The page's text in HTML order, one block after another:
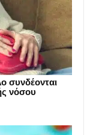
συνδέονται
νόσου